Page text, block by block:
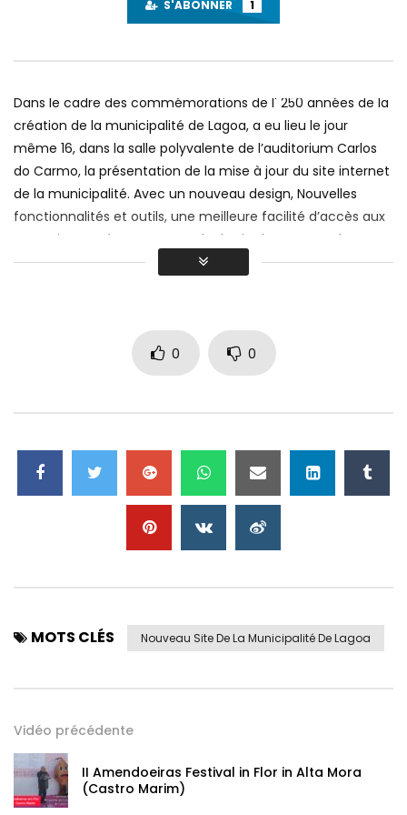
S'ABONNER 1
Dans le cadre des commémorations de l' 250 années de la
création de la municipalité de Lagoa, a eu lieu le jour
même 16, dans la salle polyvalente de l’auditorium Carlos
do Carmo, la présentation de la mise à jour du site internet
de la municipalité. Avec un nouveau design, Nouvelles
fonctionnalités et outils, une meilleure facilité d’accès aux
ressortissants étrangers, Rendre le site beaucoup plus
inclusif pour tout le monde. C’est aussi l’un des principaux
sorte que le site soit adapté à tous et pour tous, sans
aucune distinction.
0 0
MOTS CLÉS Nouveau Site De La Municipalité De Lagoa
Vidéo précédente
II Amendoeiras Festival in Flor in Alta Mora
(Castro Marim)